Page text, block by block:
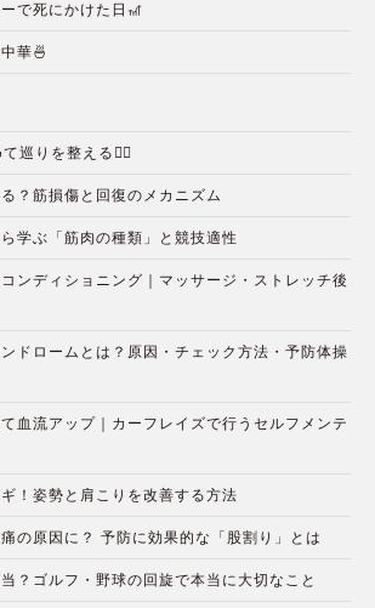
で死にかけた日🎢
華🍜
巡りを整える💆‍♂️
？筋損傷と回復のメカニズム
学ぶ「筋肉の種類」と競技適性
ンディショニング｜マッサージ・ストレッチ後
ドロームとは？原因・チェック方法・予防体操
血流アップ｜カーフレイズで行うセルフメンテ
！姿勢と肩こりを改善する方法
の原因に？ 予防に効果的な「股割り」とは
当？ゴルフ・野球の回旋で本当に大切なこと